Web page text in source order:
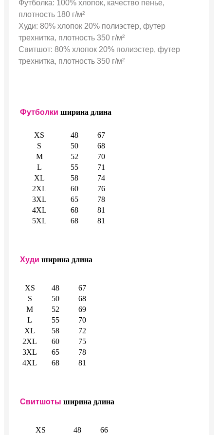
Футболка: 100% хлопок, качество пенье,
плотность 180 г/м²
Худи: 80% хлопок 20% полиэстер, футер
трехнитка, плотность 350 г/м²
Свитшот: 80% хлопок 20% полиэстер, футер
трехнитка, плотность 350 г/м²
Футболки ширина длина
XS 48
67
S
50
68
M
52
70
L
55
71
XL
58
74
2XL
60
76
3XL
65
78
4XL
68
81
5XL
68 81
Худи ширина длина
XS 48
67
S
50
68
M
52
69
L
55
70
XL
58
72
2XL
60
75
3XL
65
78
4XL
68 81
Свитшоты ширина длина
XS 48
66